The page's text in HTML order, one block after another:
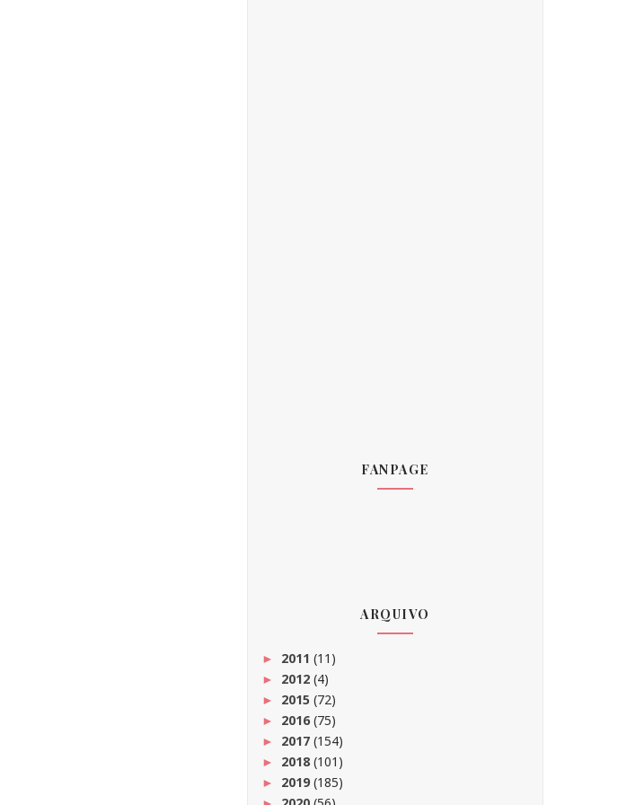
FANPAGE
ARQUIVO
► 2011 (11)
► 2012 (4)
► 2015 (72)
► 2016(75)
► 2017 (154)
► 2018 (101)
► 2019(185)